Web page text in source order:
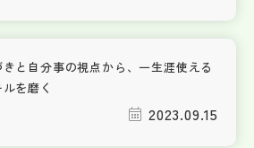
と自分事の視点から、一生涯使える
を磨く
2023.09.15